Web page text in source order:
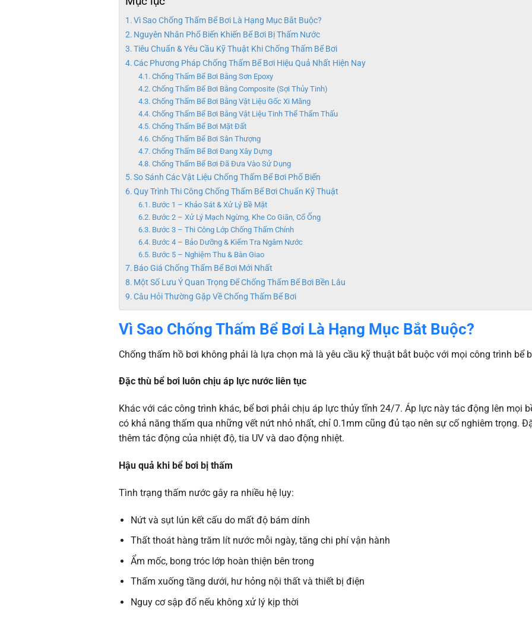
Vì Sao Chống Thấm Bể Bơi Là Hạng Mục Bắt Buộc?
Nguyên Nhân Phổ Biến Khiến Bể Bơi Bị Thấm Nước
Tiêu Chuẩn & Yêu Cầu Kỹ Thuật Khi Chống Thấm Bể Bơi
Các Phương Pháp Chống Thấm Bể Bơi Hiệu Quả Nhất Hiện Nay
Chống Thấm Bể Bơi Bằng Sơn Epoxy
Chống Thấm Bể Bơi Bằng Composite (Sợi Thủy Tinh)
Chống Thấm Bể Bơi Bằng Vật Liệu Gốc Xi Măng
Chống Thấm Bể Bơi Bằng Vật Liệu Tinh Thể Thẩm Thấu
Chống Thấm Bể Bơi Mặt Đất
Chống Thấm Bể Bơi Sân Thượng
Chống Thấm Bể Bơi Đang Xây Dựng
Chống Thấm Bể Bơi Đã Đưa Vào Sử Dụng
So Sánh Các Vật Liệu Chống Thấm Bể Bơi Phổ Biến
Quy Trình Thi Công Chống Thấm Bể Bơi Chuẩn Kỹ Thuật
Bước 1 – Khảo Sát & Xử Lý Bề Mặt
Bước 2 – Xử Lý Mạch Ngừng, Khe Co Giãn, Cổ Ống
Bước 3 – Thi Công Lớp Chống Thấm Chính
Bước 4 – Bảo Dưỡng & Kiểm Tra Ngâm Nước
Bước 5 – Nghiệm Thu & Bàn Giao
Báo Giá Chống Thấm Bể Bơi Mới Nhất
Một Số Lưu Ý Quan Trọng Để Chống Thấm Bể Bơi Bền Lâu
Câu Hỏi Thường Gặp Về Chống Thấm Bể Bơi
Vì Sao Chống Thấm Bể Bơi Là Hạng Mục Bắt Buộc?
Chống thấm hồ bơi không phải là lựa chọn mà là yêu cầu kỹ thuật bắt buộc với mọi công trình bể
Đặc thù bể bơi luôn chịu áp lực nước liên tục
Khác với các công trình khác, bể bơi phải chịu áp lực thủy tĩnh 24/7. Áp lực này tác động lên mọi
có khả năng thấm qua những vết nứt nhỏ nhất, chỉ 0.1mm cũng đủ tạo nên sự cố nghiêm trọng.
thêm tác động của nhiệt độ, tia UV và dao động nhiệt.
Hậu quả khi bể bơi bị thấm
Tình trạng thấm nước gây ra nhiều hệ lụy:
Nứt và sụt lún kết cấu do mất độ bám dính
Thất thoát hàng trăm lít nước mỗi ngày, tăng chi phí vận hành
Ẩm mốc, bong tróc lớp hoàn thiện bên trong
Thấm xuống tầng dưới, hư hỏng nội thất và thiết bị điện
Nguy cơ sập đổ nếu không xử lý kịp thời